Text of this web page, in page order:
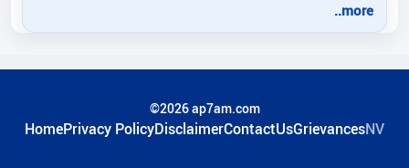
..more
©2026 ap7am.com
HomePrivacy PolicyDisclaimerContactUsGrievancesNV